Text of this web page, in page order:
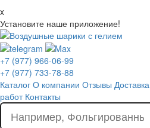
x
Установите наше приложение!
+7 (977) 966-06-99
+7 (977) 733-78-88
Каталог О компании Отзывы Доставка
работ Контакты